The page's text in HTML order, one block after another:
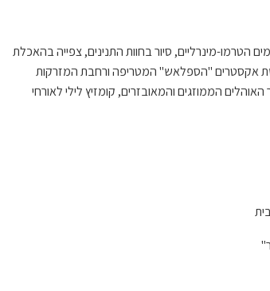
הטרמו-מינרליים, סיור בחוות התנינים, צפייה בהאכלת
אקסטרים "הספלאש" המטריפה ורחבת המזרקות
הממוזגים והמאובזרים, קומזיץ לילי לאורחי